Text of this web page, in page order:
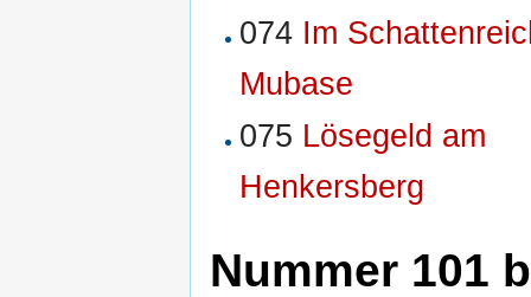
074 Im
Mubase
075 Lösegeld am
Henkersberg
Nummer 101